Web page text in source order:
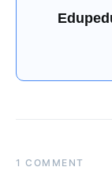
1 COMMENT